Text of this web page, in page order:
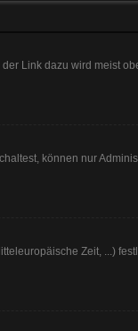
Link dazu wird meist
können nur
Zeit, ...)